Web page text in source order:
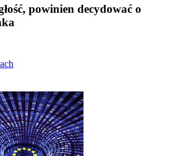
powinien decydować o